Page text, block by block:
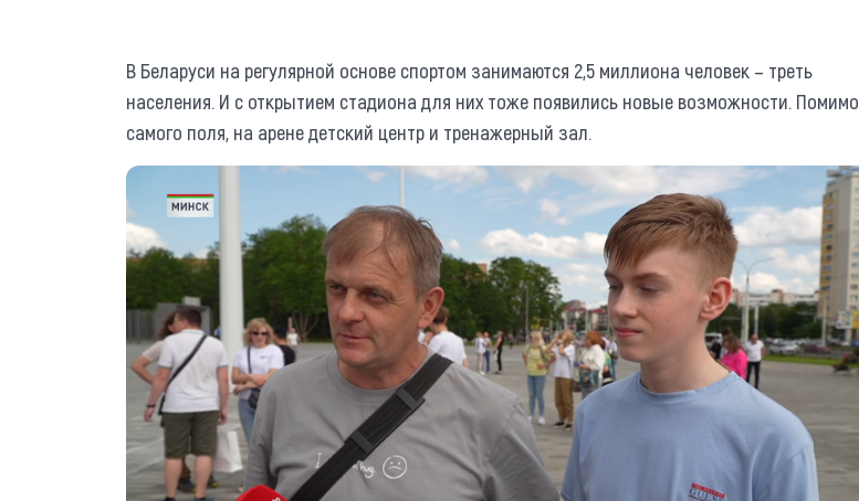
В Беларуси на регулярной основе спортом занимаются 2,5 миллиона человек – треть
населения. И с открытием стадиона для них тоже появились новые возможности. Помимо
самого поля, на арене детский центр и тренажерный зал.